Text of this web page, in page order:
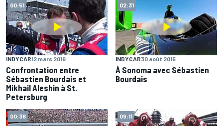
00:51
INDYCAR12 mars 2016
Confrontation entre
Sébastien Bourdais et
Mikhail Aleshin à St.
Petersburg
02:31
INDYCAR30 août 2015
À Sonoma avec Sébastien
Bourdais
00:38 09:11